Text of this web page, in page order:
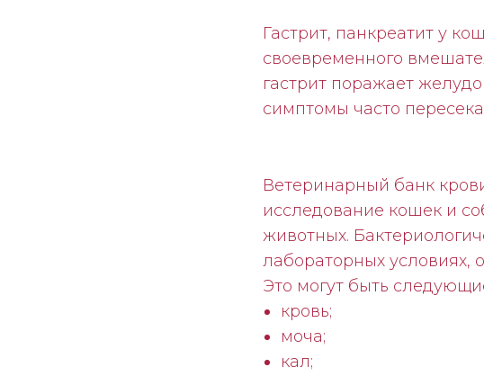
Гастрит, панкреатит у
своевременного
гастрит поражает
симптомы часто
Ветеринарный банк
исследование кошек и
животных.
лабораторных условиях,
Это могут быть
кровь;
моча;
кал;